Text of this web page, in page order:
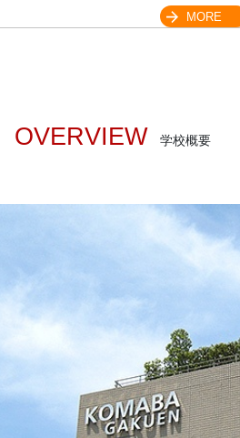
MORE
学校概要
OVERVIEW